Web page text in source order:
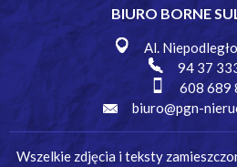
BIURO BORNE
Al.
94 37
608 689
biuro@pgn-
Wszelkie zdjęcia i teksty